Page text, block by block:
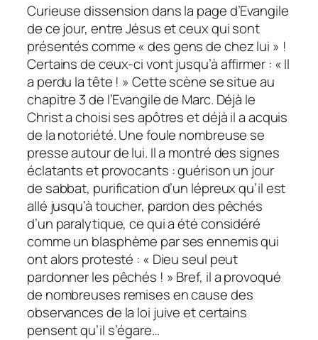
Curieuse dissension dans la page d’Evangile
de ce jour, entre Jésus et ceux qui sont
présentés comme « des gens de chez lui » !
Certains de ceux-ci vont jusqu’à affirmer : « Il
a perdu la tête ! » Cette scène se situe au
chapitre 3 de l’Evangile de Marc. Déjà le
Christ a choisi ses apôtres et déjà il a acquis
de la notoriété. Une foule nombreuse se
presse autour de lui. Il a montré des signes
éclatants et provocants : guérison un jour
de sabbat, purification d’un lépreux qu’il est
allé jusqu’à toucher, pardon des pêchés
d’un paralytique, ce qui a été considéré
comme un blasphème par ses ennemis qui
ont alors protesté : « Dieu seul peut
pardonner les pêchés ! » Bref, il a provoqué
de nombreuses remises en cause des
observances de la loi juive et certains
pensent qu’il s’égare…